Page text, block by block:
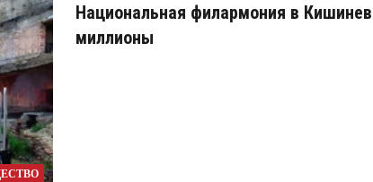
Национальная филармония в
миллионы